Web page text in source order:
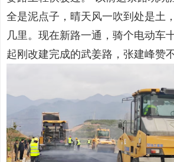
全是泥点子，晴天风一吹到处是土
几里。现在新路一通，骑个电动车
起刚改建完成的武姜路，张建峰赞